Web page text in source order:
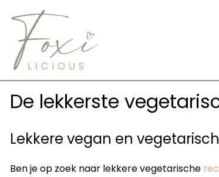
content
De lekkerste
Lekkere vegan en
Ben je op zoek naar lekkere vegetarische